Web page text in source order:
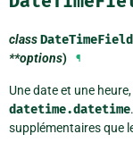
classDateTimeField
**options) ¶
Une date et une
datetime.datetime
supplémentaires que